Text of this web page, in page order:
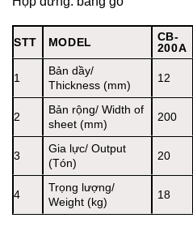
STT MODEL
CB-
200A
1
Bản dầy/
Thickness (mm)
12
2
Bản rộng/ Width of
sheet (mm)
200
3
Gia lực/ Output
(Tón)
20
4
Trọng lượng/
Weight (kg)
18